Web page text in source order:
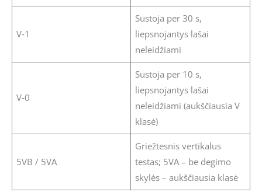
V‑1
Sustoja per 30 s,
liepsnojantys lašai
neleidžiami
V‑0
Sustoja per 10 s,
liepsnojantys lašai
neleidžiami (aukščiausia V
klasė)
5VB / 5VA
Griežtesnis vertikalus
testas; 5VA – be degimo
skylės – aukščiausia klasė